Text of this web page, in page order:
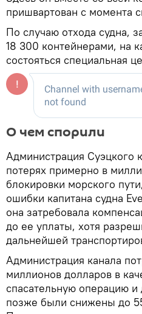
пришвартован с момента
По случаю отхода судна,
18 300 контейнерами, на
состояться специальная
О чем спорили
Администрация Суэцкого
потерях примерно в
блокировки морского
ошибки капитана судна
она затребовала
до ее уплаты, хотя
дальнейшей
Администрация канала
миллионов долларов в
спасательную операцию
позже были снижены до